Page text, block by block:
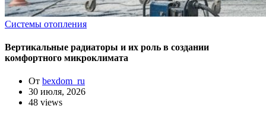
Системы отопления
Вертикальные радиаторы и их роль в создании
комфортного микроклимата
От bexdom_ru
30 июля, 2026
48 views